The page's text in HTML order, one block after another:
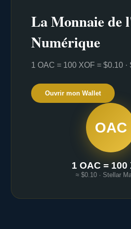
La Monnaie de
Numérique
1 OAC = 100 XOF = $0.10
Ouvrir mon Wallet
OAC
1 OAC = 100
≈ $0.10 · Stellar